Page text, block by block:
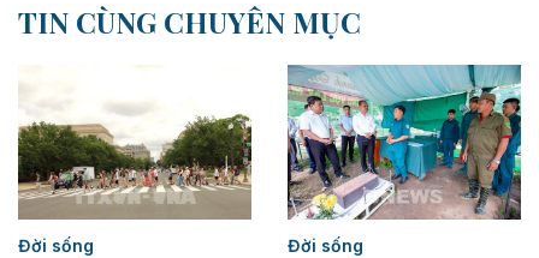
TIN CÙNG CHUYÊN MỤC
Đời sống Đời sống